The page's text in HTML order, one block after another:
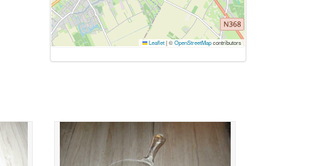
Leaflet|©OpenStreetMapcontributors